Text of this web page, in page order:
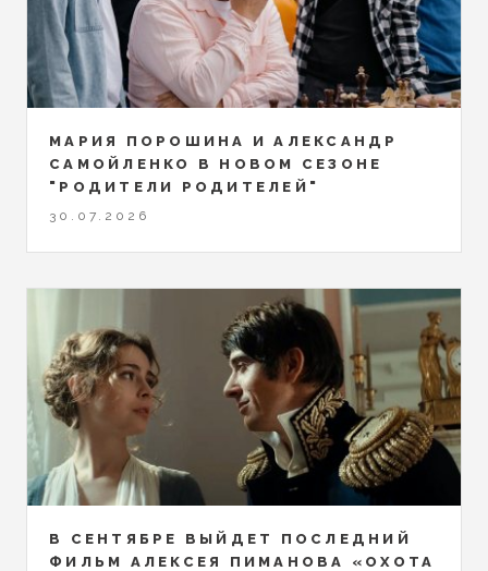
МАРИЯ ПОРОШИНА И АЛЕКСАНДР
САМОЙЛЕНКО В НОВОМ СЕЗОНЕ
"РОДИТЕЛИ РОДИТЕЛЕЙ"
30.07.2026
В СЕНТЯБРЕ ВЫЙДЕТ ПОСЛЕДНИЙ
ФИЛЬМ АЛЕКСЕЯ ПИМАНОВА «ОХОТА